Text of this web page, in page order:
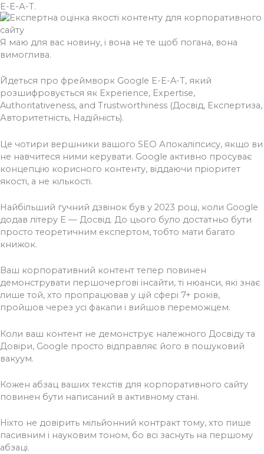
Е-Е-А-Т.
Я маю для вас новину, і вона не те щоб погана, вона
вимоглива.
Йдеться про фреймворк Google E-E-A-T, який
розшифровується як Experience, Expertise,
Authoritativeness, and Trustworthiness (Досвід, Експертиза,
Авторитетність, Надійність).
Це чотири вершники вашого SEO Апокаліпсису, якщо ви
не навчитеся ними керувати. Google активно просуває
концепцію корисного контенту, віддаючи пріоритет
якості, а не кількості.
Найбільший гучний дзвінок був у 2023 році, коли Google
додав літеру Е — Досвід. До цього було достатньо бути
просто теоретичним експертом, тобто мати багато
книжок.
Ваш корпоративний контент тепер повинен
демонструвати першочергові інсайти, ті нюанси, які знає
лише той, хто пропрацював у цій сфері 7+ років,
пройшов через усі факапи і вийшов переможцем.
Коли ваш контент не демонструє належного Досвіду та
Довіри, Google просто відправляє його в пошуковий
вакуум.
Кожен абзац ваших текстів для корпоративного сайту
повинен бути написаний в активному стані.
Ніхто не довірить мільйонний контракт тому, хто пише
пасивним і науковим тоном, бо всі заснуть на першому
абзаці.